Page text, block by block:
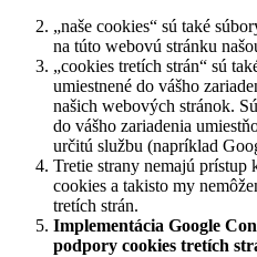
„naše cookies“ sú také
na túto webovú stránku
„cookies tretích strán“ sú
umiestnené do vášho
našich webových stránok.
do vášho zariadenia
určitú službu (napríklad
Tretie strany nemajú prístup
cookies a takisto my
tretích strán.
Implementácia Google
podpory cookies tretích